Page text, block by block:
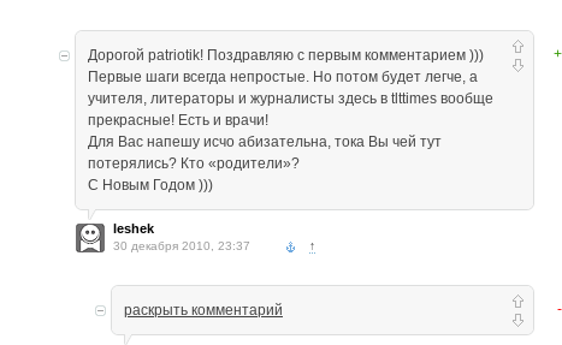
Дорогой patriotik! Поздравляю с первым комментарием )))
Первые шаги всегда непростые. Но потом будет легче, а
учителя, литераторы и журналисты здесь в tlttimes вообще
прекрасные! Есть и врачи!
Для Вас напешу исчо абизательна, тока Вы чей тут
потерялись? Кто «родители»?
С Новым Годом )))
leshek
30 декабря 2010, 23:37 ↑
раскрыть комментарий